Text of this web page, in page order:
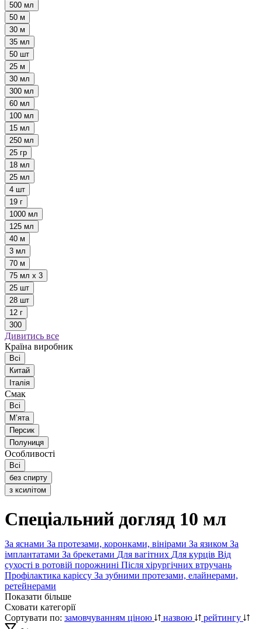
500 мл
50 м
30 м
35 мл
50 шт
25 м
30 мл
300 мл
60 мл
100 мл
15 мл
250 мл
25 гр
18 мл
25 мл
4 шт
19 г
1000 мл
125 мл
40 м
3 мл
70 м
75 мл х 3
25 шт
28 шт
12 г
300
Дивитись все
Країна виробник
Всі
Китай
Італія
Смак
Всі
Мʼята
Персик
Полуниця
Особливості
Всі
без спирту
з ксилітом
Спеціальний догляд 10 мл
За яснами За протезами, коронками, вінірами За язиком За
імплантатами За брекетами Для вагітних Для курців Від
сухості в ротовій порожнині Після хірургічних втручань
Профілактика карієсу За зубними протезами, елайнерами,
ретейнерами
Показати більше
Сховати категорії
Сортувати по: замовчуванням ціною назвою
рейтингу